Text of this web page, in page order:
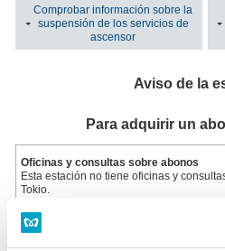
Comprobar información sobre la
suspensión de los servicios de
ascensor
Aviso de la
Para adquirir un
Oficinas y consultas sobre abonos
Esta estación no tiene oficinas y
Tokio.